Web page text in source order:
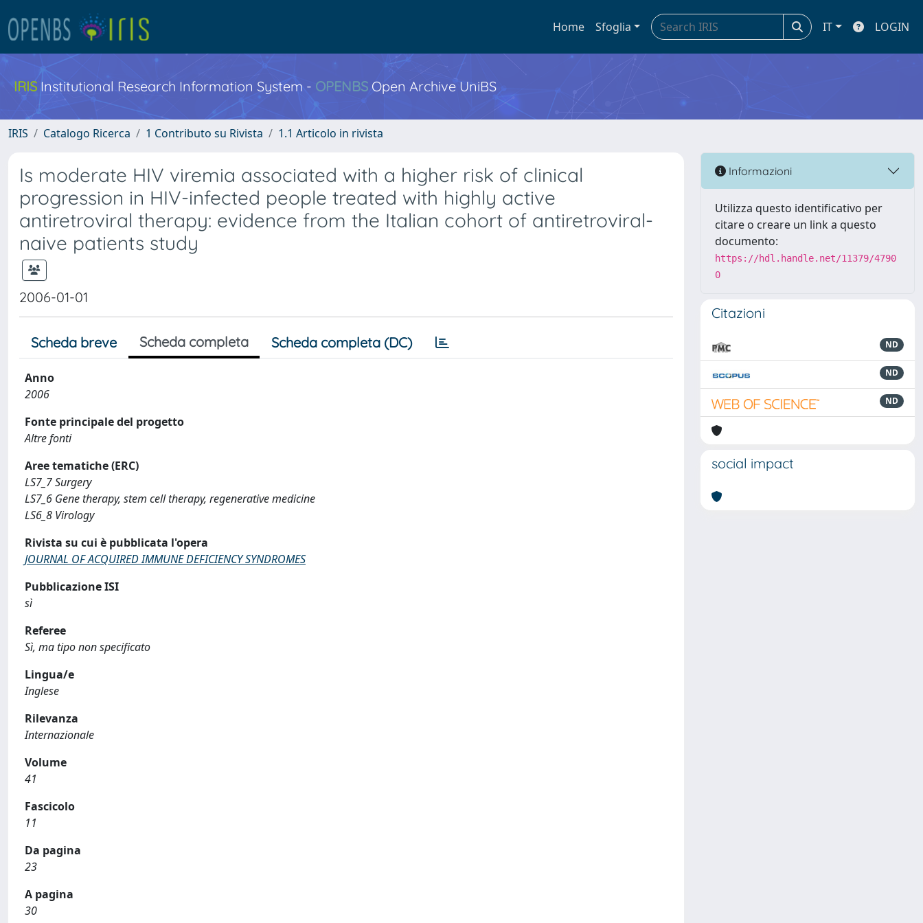
Home Sfoglia IT LOGIN
IRIS Institutional Research Information System - OPENBS Open Archive UniBS
IRIS Catalogo Ricerca 1 Contributo su Rivista 1.1 Articolo in rivista
Is moderate HIV viremia associated with a higher risk of clinical
progression in HIV-infected people treated with highly active
antiretroviral therapy: evidence from the Italian cohort of antiretroviral-
naive patients study
2006-01-01
Scheda breve Scheda completa Scheda completa (DC)
Anno
2006
Fonte principale del progetto
Altre fonti
Aree tematiche (ERC)
LS7_7 Surgery
LS7_6 Gene therapy, stem cell therapy, regenerative medicine
LS6_8 Virology
Rivista su cui è pubblicata l'opera
JOURNAL OF ACQUIRED IMMUNE DEFICIENCY SYNDROMES
Pubblicazione ISI
sì
Referee
Sì, ma tipo non specificato
Lingua/e
Inglese
Rilevanza
Internazionale
Volume
41
Fascicolo
11
Da pagina
23
A pagina
30
Informazioni
Utilizza questo identificativo per
citare o creare un link a questo
documento:
https://hdl.handle.net/11379/4790
0
Citazioni
ND
ND
ND
social impact